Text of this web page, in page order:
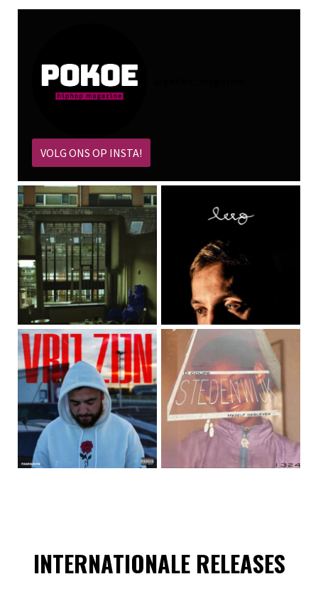
VOLG ONS OP INSTA!
INTERNATIONALE RELEASES